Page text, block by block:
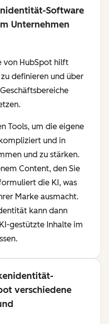
Software
Unternehmen
von HubSpot hilft
definieren und über
Tools, um die eigene
und in
und zu stärken.
Content, den Sie
die KI, was
Marke ausmacht.
kann dann
gestützte Inhalte im
verschiedene